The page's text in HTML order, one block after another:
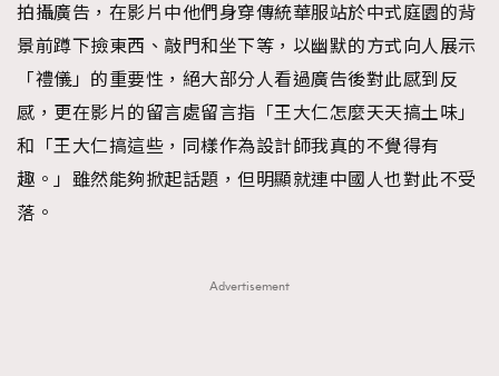
拍攝廣告，在影片中他們身穿傳統華服站於中式庭園的背
景前蹲下撿東西、敲門和坐下等，以幽默的方式向人展示
「禮儀」的重要性，絕大部分人看過廣告後對此感到反
感，更在影片的留言處留言指「王大仁怎麼天天搞土味」
和「王大仁搞這些，同樣作為設計師我真的不覺得有
趣。」雖然能夠掀起話題，但明顯就連中國人也對此不受
落。
Advertisement